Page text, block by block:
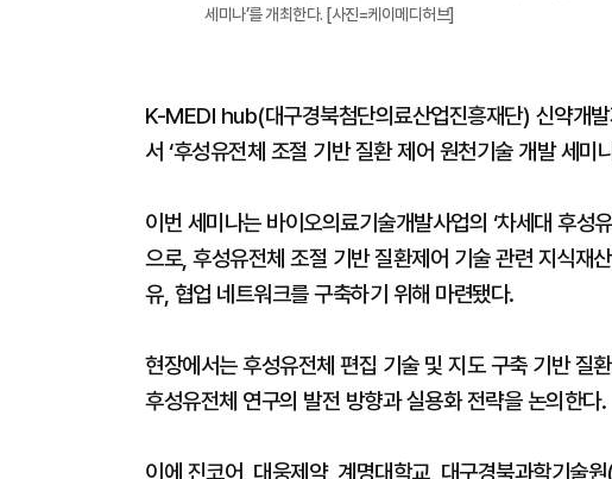
세미나’를 개최한다. [사진=케이메디허브]
K-MEDI hub(대구경북첨단의료산업진흥재단) 신약개
서 ‘후성유전체 조절 기반 질환 제어 원천기술 개발 세
이번 세미나는 바이오의료기술개발사업의 ‘차세대 후성
으로, 후성유전체 조절 기반 질환제어 기술 관련 지식재
유, 협업 네트워크를 구축하기 위해 마련됐다.
현장에서는 후성유전체 편집 기술 및 지도 구축 기반 질
후성유전체 연구의 발전 방향과 실용화 전략을 논의한다.
이에 진코어, 대웅제약, 계명대학교, 대구경북과학기술